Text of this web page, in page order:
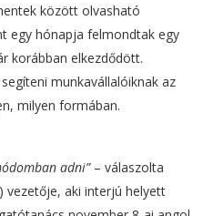
között olvasható
egy hónapja felmondtak egy
korábban elkezdődött.
munkavállalóiknak az
milyen formában.
adni”– válaszolta
vezetője, aki interjú helyett